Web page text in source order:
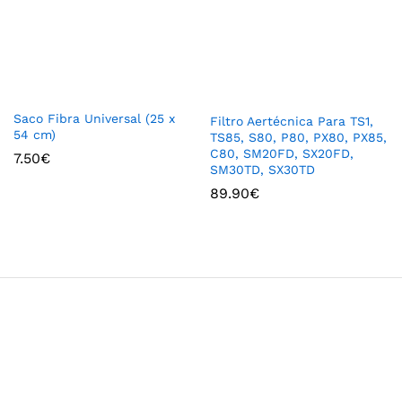
Saco Fibra Universal (25 x
54 cm)
7.50€
Filtro Aertécnica Para TS1,
TS85, S80, P80, PX80, PX85,
C80, SM20FD, SX20FD,
SM30TD, SX30TD
89.90€